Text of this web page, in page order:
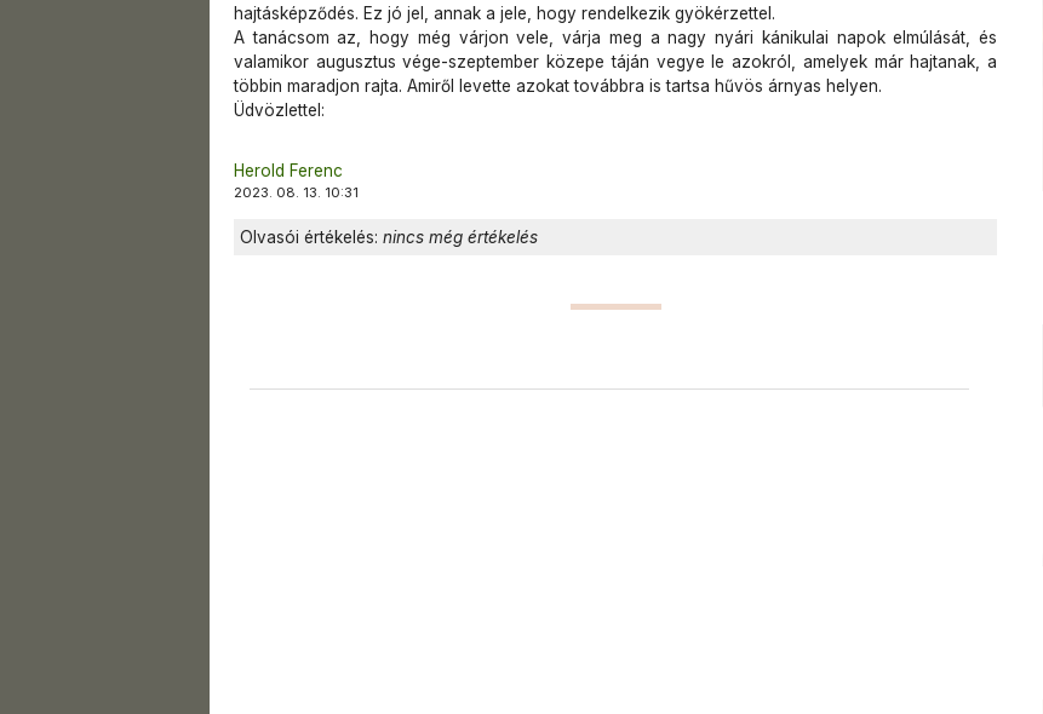
hajtásképződés. Ez jó jel, annak a jele, hogy rendelkezik gyökérzettel.
A tanácsom az, hogy még várjon vele, várja meg a nagy nyári kánikulai napok elmúlását, és
valamikor augusztus vége-szeptember közepe táján vegye le azokról, amelyek már hajtanak, a
többin maradjon rajta. Amiről levette azokat továbbra is tartsa hűvös árnyas helyen.
Üdvözlettel:
Herold Ferenc
2023. 08. 13. 10:31
Olvasói értékelés: nincs még értékelés